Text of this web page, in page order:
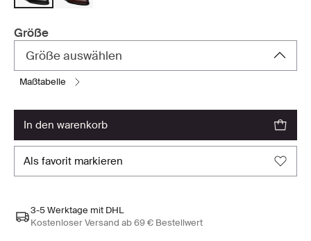
Größe
Größe auswählen
maßtabelle
in den warenkorb
als favorit markieren
3-5 Werktage mit DHL
Kostenloser Versand ab 69 € Bestellwert